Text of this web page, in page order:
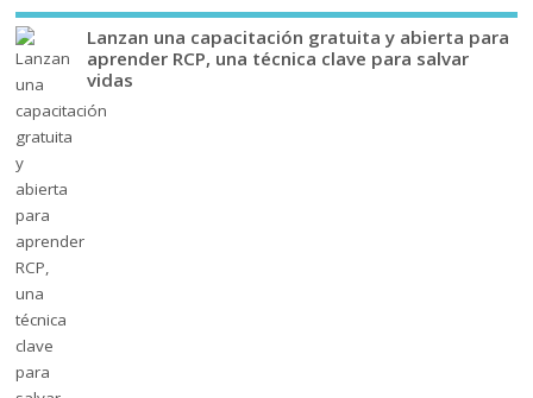
Lanzan una capacitación gratuita y abierta para
aprender RCP, una técnica clave para salvar
vidas